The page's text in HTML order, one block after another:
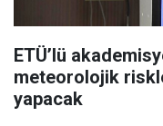
ETÜ’lü
meteorolojik
yapacak